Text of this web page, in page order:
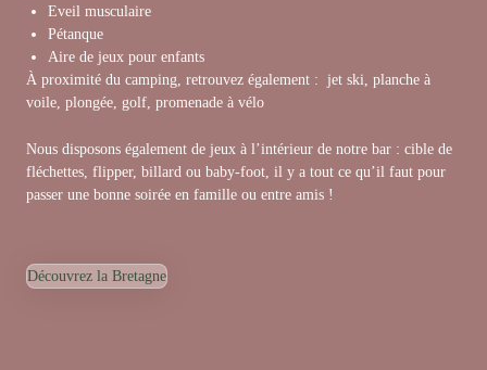
Eveil musculaire
Pétanque
Aire de jeux pour enfants
À proximité du camping, retrouvez également : jet ski, planche à
voile, plongée, golf, promenade à vélo
Nous disposons également de jeux à l’intérieur de notre bar : cible de
fléchettes, flipper, billard ou baby-foot, il y a tout ce qu’il faut pour
passer une bonne soirée en famille ou entre amis !
Découvrez la Bretagne